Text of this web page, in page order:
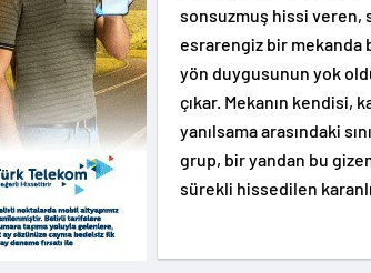
sonsuzmuş hissi veren,
esrarengiz bir mekanda
yön duygusunun yok
çıkar. Mekanın kendisi,
yanılsama arasındaki
grup, bir yandan bu
sürekli hissedilen